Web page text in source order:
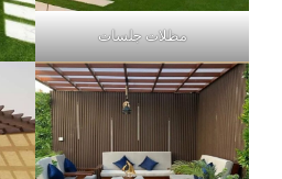
مظلات جلسات